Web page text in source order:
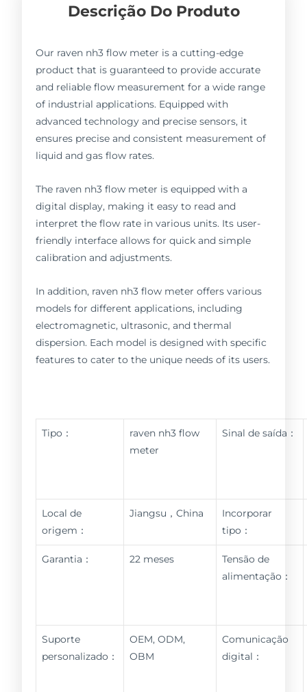
Descrição Do Produto
Our raven nh3 flow meter is a cutting-edge
product that is guaranteed to provide accurate
and reliable flow measurement for a wide range
of industrial applications. Equipped with
advanced technology and precise sensors, it
ensures precise and consistent measurement of
liquid and gas flow rates.
The raven nh3 flow meter is equipped with a
digital display, making it easy to read and
interpret the flow rate in various units. Its user-
friendly interface allows for quick and simple
calibration and adjustments.
In addition, raven nh3 flow meter offers various
models for different applications, including
electromagnetic, ultrasonic, and thermal
dispersion. Each model is designed with specific
features to cater to the unique needs of its users.
Tipo：
raven nh3 flow
meter
Sinal de saída：
Local de
origem：
Jiangsu，China
Incorporar
tipo：
Garantia： 22 meses
Tensão de
alimentação：
Suporte
personalizado：
OEM, ODM,
OBM
Comunicação
digital：